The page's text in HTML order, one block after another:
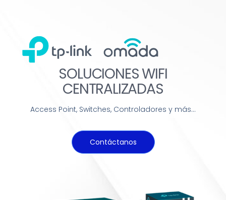
SOLUCIONES WIFI
CENTRALIZADAS
Access Point, Switches, Controladores y más…
Contáctanos